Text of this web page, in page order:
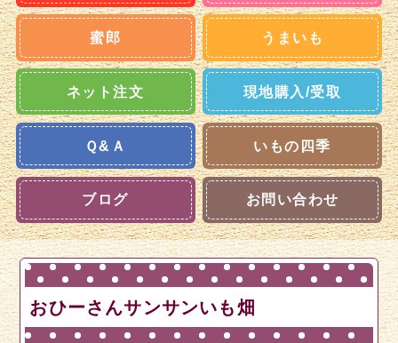
蜜郎 うまいも
ネット注文 現地購入/受取
Ｑ&Ａ いもの四季
ブログ お問い合わせ
おひーさんサンサンいも畑